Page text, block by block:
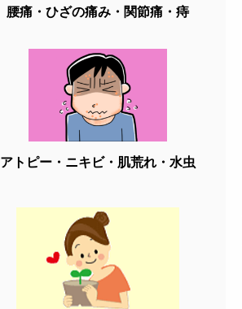
腰痛・ひざの痛み・関節痛・痔
アトピー・ニキビ・肌荒れ・水虫